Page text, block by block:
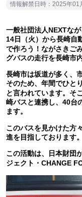
情報解禁日時：2025年01
一般社団法人NEXTな
14日（火）から長崎自
で作ろう！ながさきご
グバスの走行を長崎市
長崎市は坂道が多く、
そのため、年間でひと
と言われています。そ
崎バスと連携し、40台
ます。
このバスを見かけた方
進を目指しております。
この活動は、日本財団
ジェクト・CHANGE